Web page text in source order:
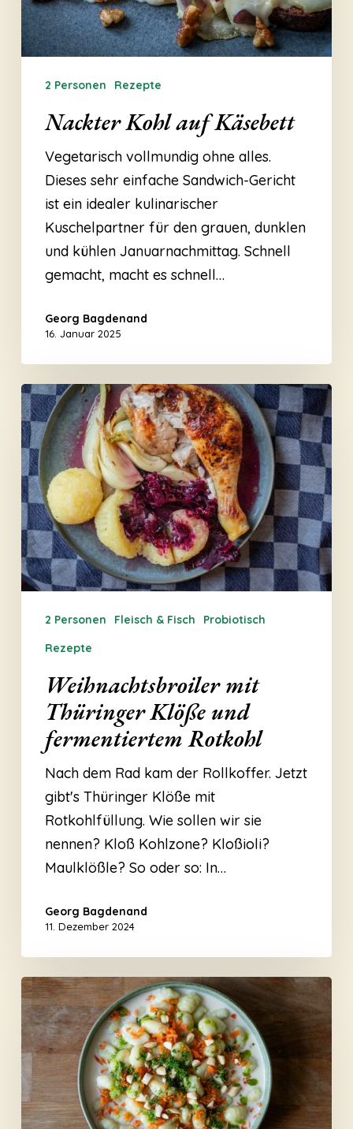
2 Personen Rezepte
Nackter Kohl auf Käsebett
Vegetarisch vollmundig ohne alles.
Dieses sehr einfache Sandwich-Gericht
ist ein idealer kulinarischer
Kuschelpartner für den grauen, dunklen
und kühlen Januarnachmittag. Schnell
gemacht, macht es schnell…
Georg Bagdenand
16. Januar 2025
Weihnachtsbroiler
mit
Thüringer
Klöße
und
fermentiertem
Rotkohl
2 Personen Fleisch & Fisch
Probiotisch
Rezepte
Weihnachtsbroiler mit
Thüringer Klöße und
fermentiertem Rotkohl
Nach dem Rad kam der Rollkoffer. Jetzt
gibt's Thüringer Klöße mit
Rotkohlfüllung. Wie sollen wir sie
nennen? Kloß Kohlzone? Kloßioli?
Maulklößle? So oder so: In…
Georg Bagdenand
11. Dezember 2024
Gnocchis
Parmesan-
Sauce
und
fermentierter
Holunderkarotte